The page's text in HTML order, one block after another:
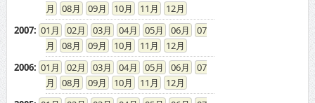
ドカント発インフォメーション
求人情報掲載について
お問い合わせ